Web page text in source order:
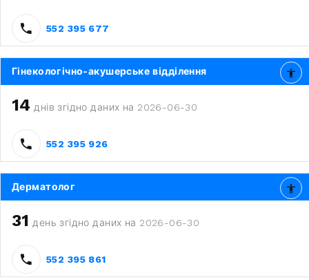
552 395 677
Гінекологічно-акушерське відділення
14 днів згідно даних на 2026-06-30
552 395 926
Дерматолог
31 день згідно даних на 2026-06-30
552 395 861